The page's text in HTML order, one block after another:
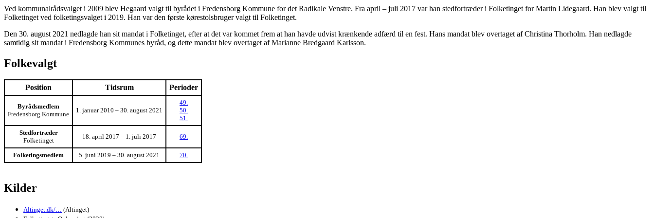
Ved kommunalrådsvalget i 2009 blev Hegaard valgt til byrådet i Fredensborg Kommune for det Radikale Venstre. Fra april – juli 2017 var han stedfortræder i Folketinget for Martin Lidegaard. Han blev valgt til
Folketinget ved folketingsvalget i 2019. Han var den første kørestolsbruger valgt til Folketinget.
Den 30. august 2021 nedlagde han sit mandat i Folketinget, efter at det var kommet frem at han havde udvist krænkende adfærd til en fest. Hans mandat blev overtaget af Christina Thorholm. Han nedlagde
samtidig sit mandat i Fredensborg Kommunes byråd, og dette mandat blev overtaget af Marianne Bredgaard Karlsson.
Folkevalgt
Position Tidsrum Perioder
Byrådsmedlem
Fredensborg Kommune
1. januar 2010 – 30. august 2021
49.
50.
51.
Stedfortræder
Folketinget
18. april 2017 – 1. juli 2017 69.
Folketingsmedlem 5. juni 2019 – 30. august 2021 70.
Kilder
Altinget.dk/… (Altinget)